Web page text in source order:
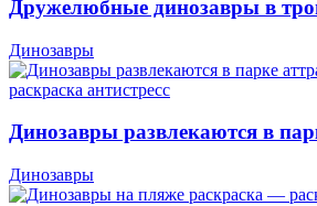
Дружелюбные динозавры в
Динозавры
Динозавры развлекаются в
Динозавры